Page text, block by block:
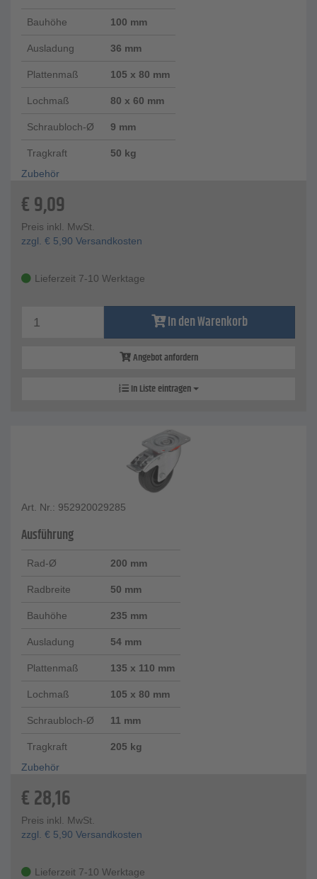
Bauhöhe 100 mm
Ausladung 36 mm
Plattenmaß 105 x 80 mm
Lochmaß 80 x 60 mm
Schraubloch-Ø 9 mm
Tragkraft
50 kg
Zubehör
€9,09
Preis inkl. MwSt.
zzgl. € 5,90 Versandkosten
Lieferzeit 7-10 Werktage
In den Warenkorb
Angebot anfordern
In Liste eintragen
Art. Nr.: 952920029285
Ausführung
Rad-Ø 200 mm
Radbreite 50 mm
Bauhöhe 235 mm
Ausladung 54 mm
Plattenmaß 135 x 110 mm
Lochmaß 105 x 80 mm
Schraubloch-Ø 11 mm
Tragkraft
205 kg
Zubehör
€28,16
Preis inkl. MwSt.
zzgl. € 5,90 Versandkosten
Lieferzeit 7-10 Werktage